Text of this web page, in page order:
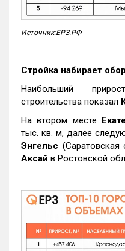
Источник:ЕРЗ.РФ
Стройка набирает
Наибольший
строительства показал
На втором месте
тыс. кв. м, далее
Энгельс (Саратовская
Аксай в Ростовской